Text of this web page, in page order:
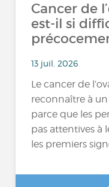
Cancer de
est-il si
13 juil. 2026
Le cancer de
reconnaître à
parce que les
pas attentives à
les premiers